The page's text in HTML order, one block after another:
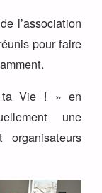
l’association
pour faire
ta Vie ! » en
une